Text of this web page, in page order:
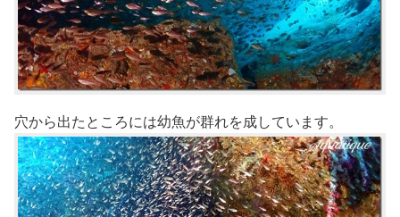
穴から出たところには幼魚が群れを成しています。